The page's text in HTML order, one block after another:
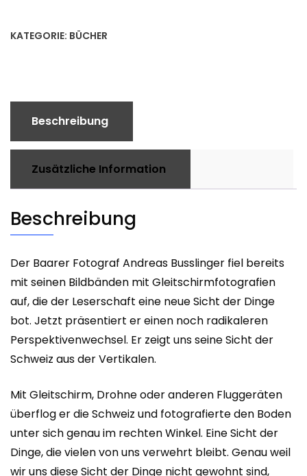
KATEGORIE: BÜCHER
Beschreibung
Zusätzliche Information
Beschreibung
Der Baarer Fotograf Andreas Busslinger fiel bereits
mit seinen Bildbänden mit Gleitschirmfotografien
auf, die der Leserschaft eine neue Sicht der Dinge
bot. Jetzt präsentiert er einen noch radikaleren
Perspektivenwechsel. Er zeigt uns seine Sicht der
Schweiz aus der Vertikalen.
Mit Gleitschirm, Drohne oder anderen Fluggeräten
überflog er die Schweiz und fotografierte den Boden
unter sich genau im rechten Winkel. Eine Sicht der
Dinge, die vielen von uns verwehrt bleibt. Genau weil
wir uns diese Sicht der Dinge nicht gewohnt sind,